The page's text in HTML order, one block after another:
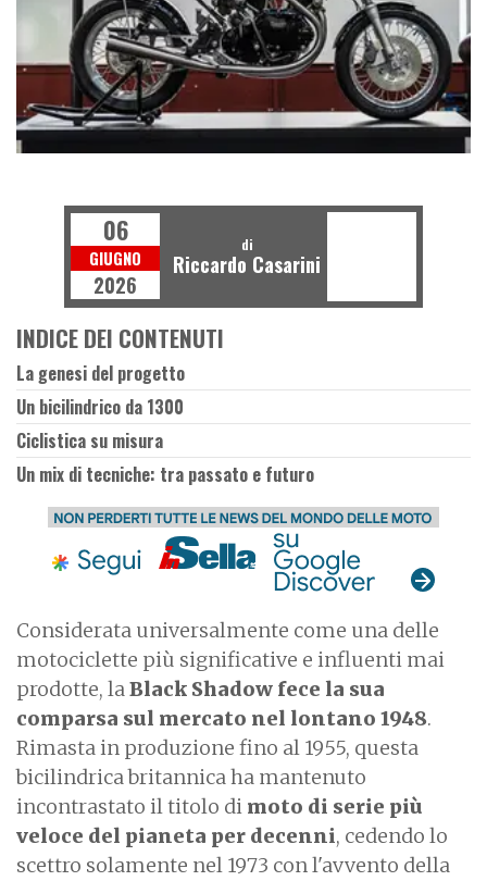
Considerata universalmente come una delle
motociclette più significative e influenti mai
prodotte, laBlack Shadow fece la sua
comparsa sul mercato nel lontano 1948.
Rimasta in produzione fino al 1955, questa
bicilindrica britannica ha mantenuto
incontrastato il titolo di moto di serie più
veloce del pianeta per decenni, cedendo lo
scettro solamente nel 1973 con l'avvento della
06
GIUGNO
2026
di
Riccardo Casarini
INDICE DEI CONTENUTI
La genesi del progetto
Un bicilindrico da 1300
Ciclistica su misura
Un mix di tecniche: tra passato e futuro